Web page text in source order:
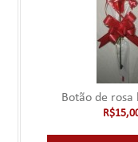
Botão de rosa